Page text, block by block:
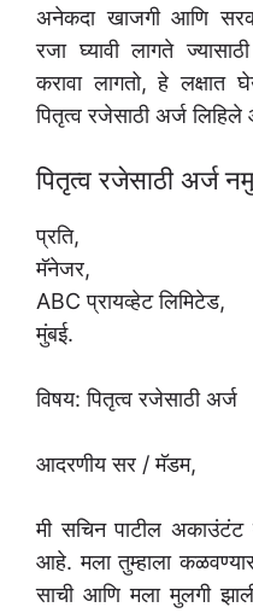
अनेकदा खाजगी आणि
रजा घ्यावी लागते
करावा लागतो, हे लक्षात
पितृत्व रजेसाठी अर्ज
पितृत्व रजेसाठी अर्ज
प्रति,
मॅनेजर,
ABC प्रायव्हेट लिमिटेड,
मुंबई.
विषय: पितृत्व रजेसाठी अर्ज
आदरणीय सर / मॅडम,
मी सचिन पाटील
आहे. मला तुम्हाला
साची आणि मला मुलगी